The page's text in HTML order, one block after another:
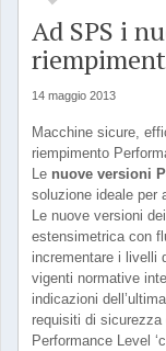
Ad SPS i
14 maggio 2013
Macchine sicure,
riempimento
Le nuove versioni
soluzione ideale per
Le nuove versioni
estensimetrica con
incrementare i livelli
vigenti normative
indicazioni
requisiti di
Performance Level